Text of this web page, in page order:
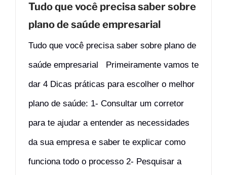
Tudo que você precisa saber sobre
plano de saúde empresarial
Tudo que você precisa saber sobre plano de
saúde empresarial Primeiramente vamos te
dar 4 Dicas práticas para escolher o melhor
plano de saúde: 1- Consultar um corretor
para te ajudar a entender as necessidades
da sua empresa e saber te explicar como
funciona todo o processo 2- Pesquisar a